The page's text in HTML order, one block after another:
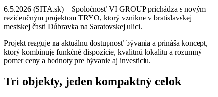
6.5.2026 (SITA.sk) – Spoločnosť VI GROUP prichádza s novým
rezidenčným projektom TRYO, ktorý vznikne v bratislavskej
mestskej časti Dúbravka na Saratovskej ulici.
Projekt reaguje na aktuálnu dostupnosť bývania a prináša koncept,
ktorý kombinuje funkčné dispozície, kvalitnú lokalitu a rozumný
pomer ceny a hodnoty pre bývanie aj investíciu.
Tri objekty, jeden kompaktný celok